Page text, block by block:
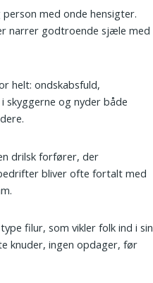
med onde hensigter.
narrer godtroende sjæle med
helt: ondskabsfuld,
skyggerne og nyder både
drilsk forfører, der
bliver ofte fortalt med
filur, som vikler folk ind i sin
knuder, ingen opdager, før